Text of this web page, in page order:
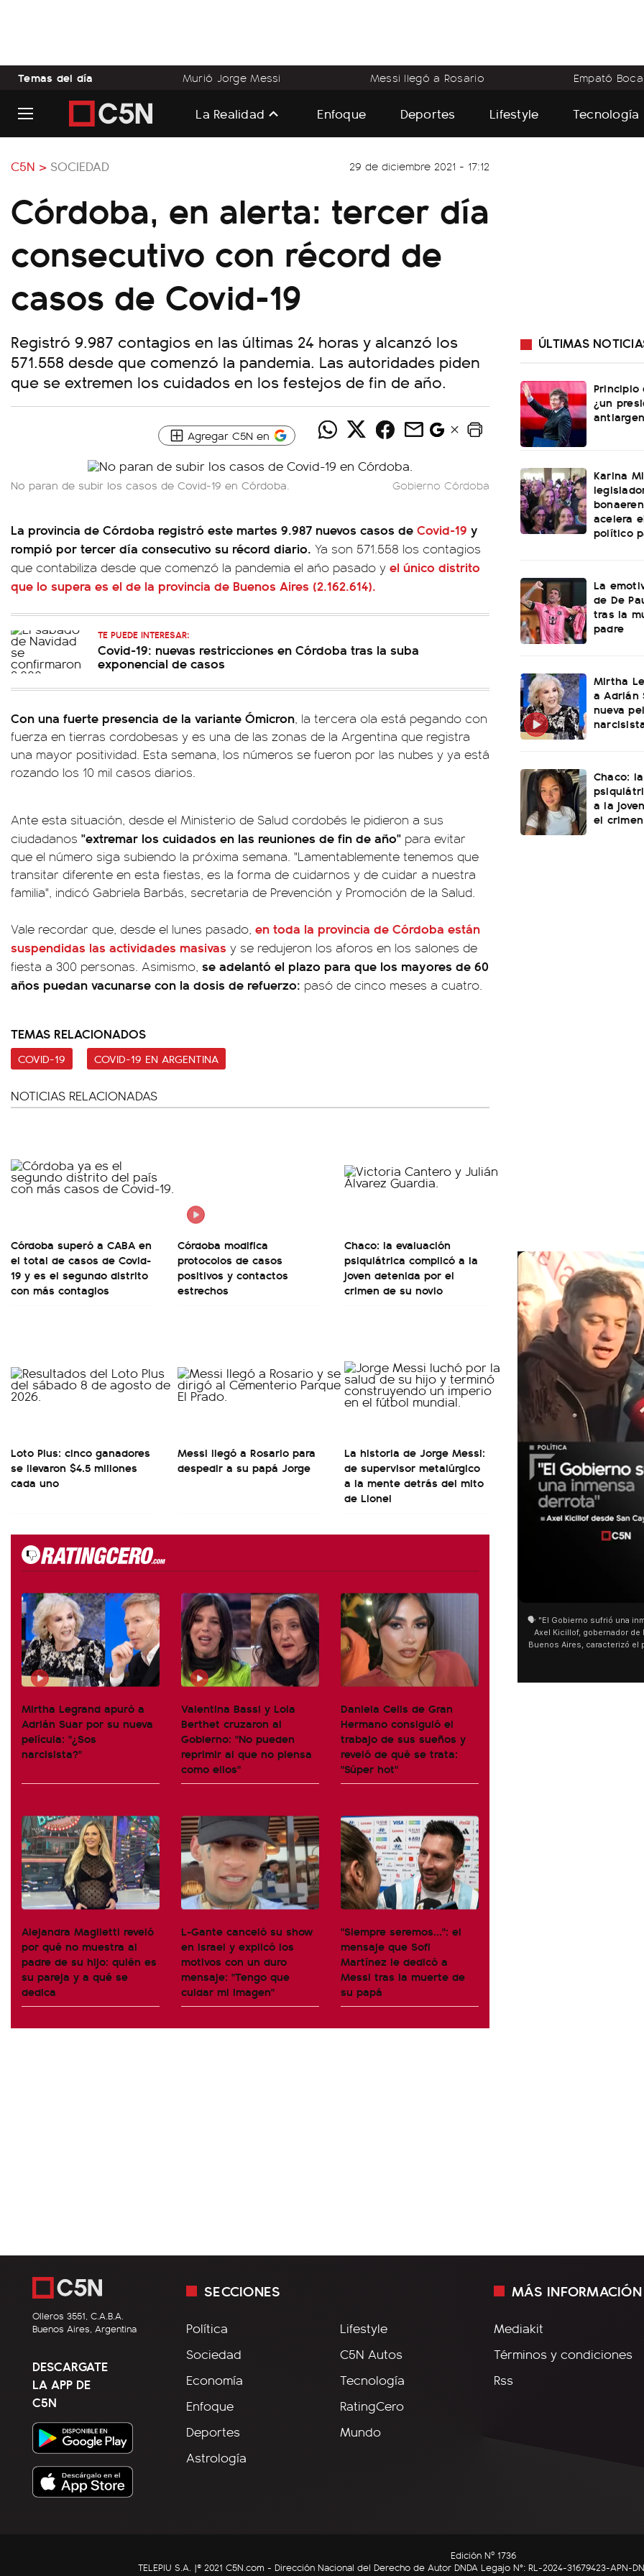
Temas del día Murió Jorge Messi Messi llegó a Rosario Empató Boca
La Realidad Enfoque Deportes Lifestyle Tecnología
C5N > SOCIEDAD 29 de diciembre 2021 - 17:12
Córdoba, en alerta: tercer día
consecutivo con récord de
casos de Covid-19
Registró 9.987 contagios en las últimas 24 horas y alcanzó los
571.558 desde que comenzó la pandemia. Las autoridades piden
que se extremen los cuidados en los festejos de fin de año.
Agregar C5N en
No paran de subir los casos de Covid-19 en Córdoba. Gobierno Córdoba
La provincia de Córdoba registró este martes 9.987 nuevos casos de Covid-19 y
rompió por tercer día consecutivo su récord diario. Ya son 571.558 los contagios
que contabiliza desde que comenzó la pandemia el año pasado y el único distrito
que lo supera es el de la provincia de Buenos Aires (2.162.614).
TE PUEDE INTERESAR:
Covid-19: nuevas restricciones en Córdoba tras la suba
exponencial de casos
Con una fuerte presencia de la variante Ómicron, la tercera ola está pegando con
fuerza en tierras cordobesas y es una de las zonas de la Argentina que registra
una mayor positividad. Esta semana, los números se fueron por las nubes y ya está
rozando los 10 mil casos diarios.
Ante esta situación, desde el Ministerio de Salud cordobés le pidieron a sus
ciudadanos "extremar los cuidados en las reuniones de fin de año" para evitar
que el número siga subiendo la próxima semana. "Lamentablemente tenemos que
transitar diferente en esta fiestas, es la forma de cuidarnos y de cuidar a nuestra
familia", indicó Gabriela Barbás, secretaria de Prevención y Promoción de la Salud.
Vale recordar que, desde el lunes pasado, en toda la provincia de Córdoba están
suspendidas las actividades masivas y se redujeron los aforos en los salones de
fiesta a 300 personas. Asimismo, se adelantó el plazo para que los mayores de 60
años puedan vacunarse con la dosis de refuerzo: pasó de cinco meses a cuatro.
TEMAS RELACIONADOS
COVID-19 COVID-19 EN ARGENTINA
NOTICIAS RELACIONADAS
Córdoba superó a CABA en
el total de casos de Covid-
19 y es el segundo distrito
con más contagios
Córdoba modifica
protocolos de casos
positivos y contactos
estrechos
Chaco: la evaluación
psiquiátrica complicó a la
joven detenida por el
crimen de su novio
Loto Plus: cinco ganadores
se llevaron $4.5 millones
cada uno
Messi llegó a Rosario para
despedir a su papá Jorge
La historia de Jorge Messi:
de supervisor metalúrgico
a la mente detrás del mito
de Lionel
Mirtha Legrand apuró a
Adrián Suar por su nueva
película: "¿Sos
narcisista?"
Valentina Bassi y Lola
Berthet cruzaron al
Gobierno: "No pueden
reprimir al que no piensa
como ellos"
Daniela Celis de Gran
Hermano consiguió el
trabajo de sus sueños y
reveló de qué se trata:
"Súper hot"
Alejandra Maglietti reveló
por qué no muestra al
padre de su hijo: quién es
su pareja y a qué se
dedica
L-Gante canceló su show
en Israel y explicó los
motivos con un duro
mensaje: "Tengo que
cuidar mi imagen"
"Siempre seremos...": el
mensaje que Sofi
Martínez le dedicó a
Messi tras la muerte de
su papá
ÚLTIMAS
Principio
¿un
Karina
acelera
político
La
de De
tras la
padre
Mirtha
a Adrián
nueva
Chaco:
a la
el
🗣️ "El Gobierno sufrió una
Axel Kicillof, gobernador de
Buenos Aires, caracterizó el
como "una lista sábana con
y destacó "la movilización
Olleros 3551, C.A.B.A.
Buenos Aires, Argentina
DESCARGATE
LA APP DE
C5N
SECCIONES
Política
Sociedad
Economía
Enfoque
Deportes
Astrología
Lifestyle
C5N Autos
Tecnología
RatingCero
Mundo
MÁS INFORMACIÓN
Mediakit
Términos y condiciones
Rss
Edición Nº 1736
TELEPIU S.A. |© 2021 C5N.com - Dirección Nacional del Derecho de Autor DNDA Legajo N°: RL-2024-31679423-